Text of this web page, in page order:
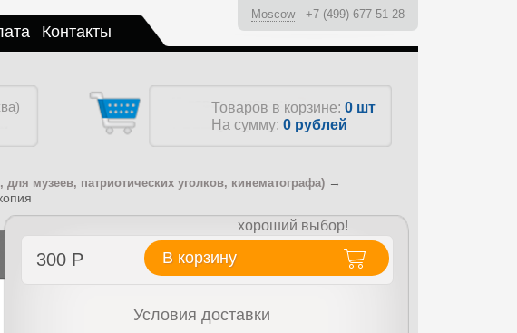
Контакты
Moscow +7 (499) 677-51-28
Товаров в корзине: 0 шт
На сумму: 0 рублей
музеев, патриотических уголков, кинематографа) →
хороший выбор!
300 Р В корзину
Условия доставки